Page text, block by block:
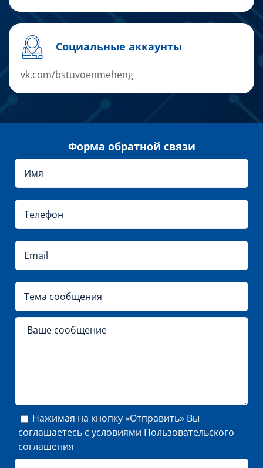
Социальные аккаунты
vk.com/bstuvoenmeheng
Форма обратной связи
Нажимая на кнопку «Отправить» Вы
соглашаетесь с условиями Пользовательского
соглашения